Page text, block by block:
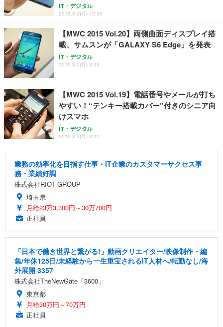
IT・デジタル
2015.3.2(月) 12:33
【MWC 2015 Vol.20】両側曲面ディスプレイ搭
載、サムスンが「GALAXY S6 Edge」を発表
IT・デジタル
2015.3.2(月) 3:39
【MWC 2015 Vol.19】電話番号やメールが打ち
やすい！“テンキー搭載カバー”付きのシニア向
けスマホ
IT・デジタル
2015.3.2(月) 3:01
業務の効率化を目指す仕事・IT企業のカスタマーサクセス事
務・業績好調
株式会社RIOT GROUP
埼玉県
月給23万3,300円～30万700円
正社員
「日本で働き世界と繋がる!」動画クリエイター/映像制作・編
集/年休125日/未経験から一生重宝されるIT人材へ/転勤なし/海
外展開 3357
株式会社TheNewGate「3600」
東京都
月給30万円～70万円
正社員